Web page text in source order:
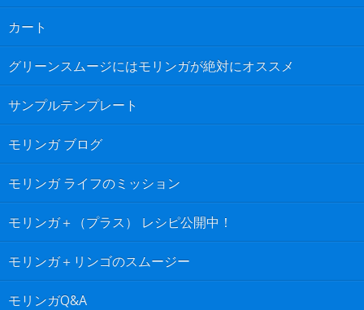
カート
グリーンスムージにはモリンガが絶対にオススメ
サンプルテンプレート
モリンガ ブログ
モリンガ ライフのミッション
モリンガ＋（プラス） レシピ公開中！
モリンガ＋リンゴのスムージー
モリンガQ&A